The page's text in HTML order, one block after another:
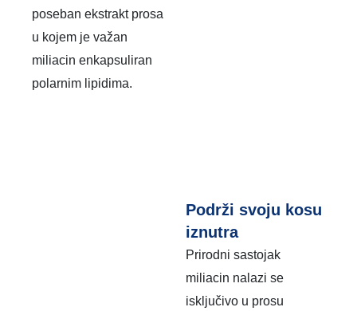
poseban ekstrakt prosa
u kojem je važan
miliacin enkapsuliran
polarnim lipidima.
Podrži svoju kosu
iznutra
Prirodni sastojak
miliacin nalazi se
isključivo u prosu